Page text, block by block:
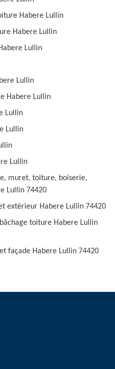
Habere Lullin
Habere Lullin
Lullin
Lullin
Habere Lullin
Lullin
Lullin
Lullin
muret, toiture, boiserie,
Lullin 74420
extérieur Habere Lullin 74420
toiture Habere Lullin
façade Habere Lullin 74420